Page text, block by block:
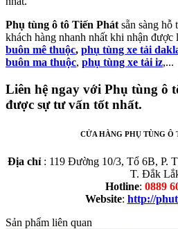
Phụ tùng ô tô Tiến Phát sẵn sàng
khách hàng nhanh nhất khi nhận được
buôn mê thuộc, phụ tùng xe tải
buôn ma thuộc, phụ tùng xe tải iz,...
Liên hệ ngay với Phụ tùng ô
được sự tư vấn tốt nhất.
CỬA HÀNG PHỤ TÙNG Ô
Địa chỉ : 119 Đường 10/3, Tổ 6B, P.
T. Đắk
Hotline: 0889
Website: http://
Sản phẩm liên quan